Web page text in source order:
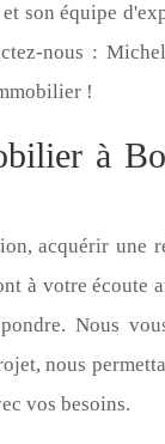
son équipe
nous :
!
à
acquérir une
à votre écoute
Nous
nous
vos besoins.